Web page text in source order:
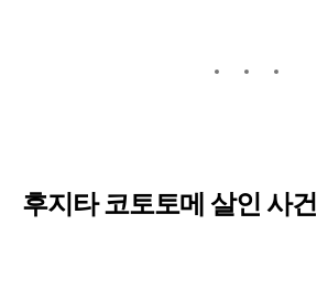
후지타 코토토메 살인 사건